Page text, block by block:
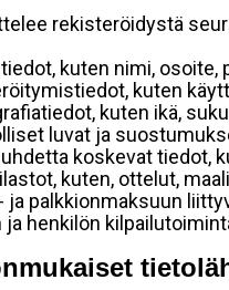
rekisteröidystä
kuten nimi,
kuten
kuten ikä,
luvat ja
koskevat tiedot,
kuten, ottelut,
ja palkkionmaksuun
ja henkilön